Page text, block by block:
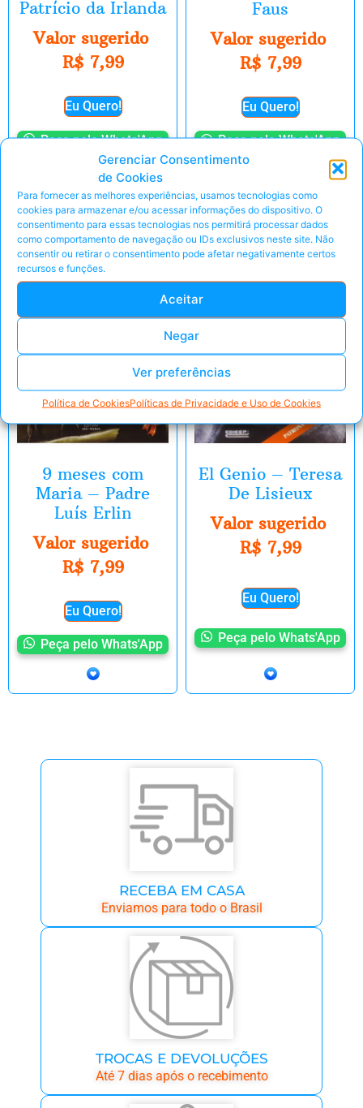
Gerenciar Consentimento
de Cookies
Para fornecer as melhores experiências, usamos tecnologias como
cookies para armazenar e/ou acessar informações do dispositivo. O
consentimento para essas tecnologias nos permitirá processar dados
como comportamento de navegação ou IDs exclusivos neste site. Não
consentir ou retirar o consentimento pode afetar negativamente certos
recursos e funções.
Aceitar
Negar
Ver preferências
Política de CookiesPolíticas de Privacidade e Uso de Cookies
Patrício da Irlanda
Valor sugerido
R$7,99
Eu Quero!
Peça pelo Whats'App
Faus
Valor sugerido
R$7,99
Eu Quero!
Peça pelo Whats'App
E-Book
9 meses com
Maria – Padre
Luís Erlin
Valor sugerido
R$7,99
Eu Quero!
Peça pelo Whats'App
E-Book
El Genio – Teresa
De Lisieux
Valor sugerido
R$7,99
Eu Quero!
Peça pelo Whats'App
RECEBA EM CASA
Enviamos para todo o Brasil
TROCAS E DEVOLUÇÕES
Até 7 dias após o recebimento